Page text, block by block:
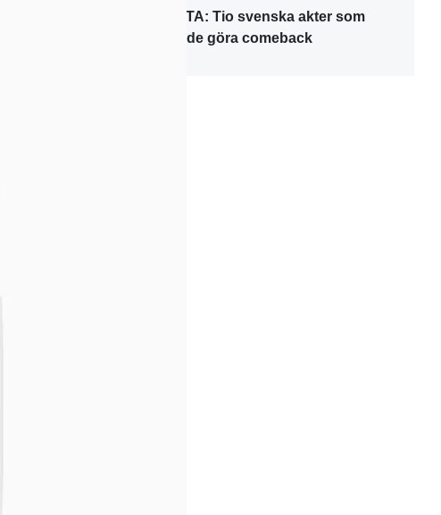
LISTA: Tio svenska akter som
borde göra comeback